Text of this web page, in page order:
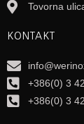
Tovorna
KONTAKT
+386(0) 3
+386(0) 3